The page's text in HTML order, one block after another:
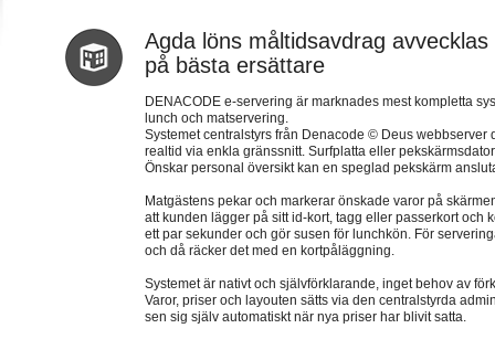
Agda löns måltidsavdrag
på bästa ersättare
DENACODE e-servering är marknades mest kompletta
lunch och matservering.
Systemet centralstyrs från Denacode © Deus webbserver
realtid via enkla gränssnitt. Surfplatta eller
Önskar personal översikt kan en speglad pekskärm
Matgästens pekar och markerar önskade varor på
att kunden lägger på sitt id-kort, tagg eller passerkort och
ett par sekunder och gör susen för lunchkön. För
och då räcker det med en kortpåläggning.
Systemet är nativt och självförklarande, inget behov av
Varor, priser och layouten sätts via den centralstyrda
sen sig själv automatiskt när nya priser har blivit satta.